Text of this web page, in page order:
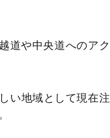
道や中央道へのアク
い地域として現在注